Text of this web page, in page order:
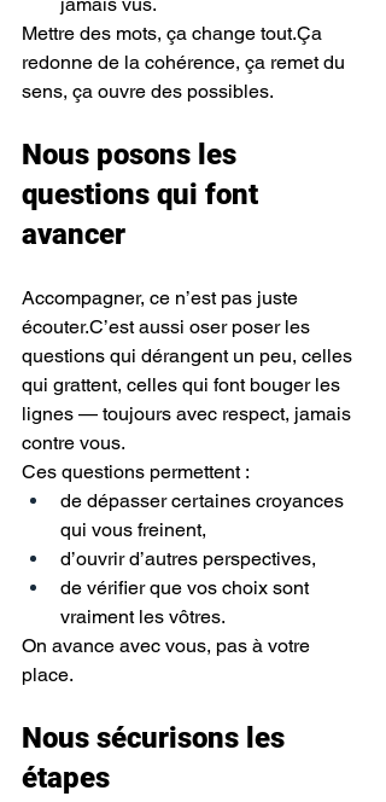
Mettre des mots, ça change tout.Ça
redonne de la cohérence, ça remet du
sens, ça ouvre des possibles.
Nous posons les
questions qui font
avancer
Accompagner, ce n’est pas juste
écouter.C’est aussi oser poser les
questions qui dérangent un peu, celles
qui grattent, celles qui font bouger les
lignes — toujours avec respect, jamais
contre vous.
Ces questions permettent :
de dépasser certaines croyances
qui vous freinent,
d’ouvrir d’autres perspectives,
de vérifier que vos choix sont
vraiment les vôtres.
On avance avec vous, pas à votre
place.
Nous sécurisons les
étapes